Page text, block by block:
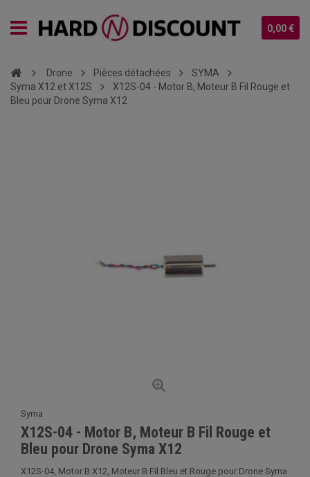
0,00 €
Drone Pièces détachées
SYMA
Syma X12 et X12S
X12S-04 - Motor B, Moteur B Fil Rouge et
Bleu pour Drone Syma X12
Syma
X12S-04 - Motor B, Moteur B Fil Rouge et
Bleu pour Drone Syma X12
X12S-04, Motor B X12, Moteur B Fil Bleu et Rouge pour Drone Syma